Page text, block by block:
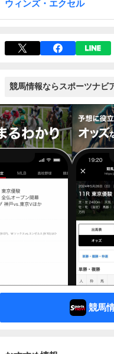
ウィンズ・エクセル
競馬情報ならスポーツナビ
競馬